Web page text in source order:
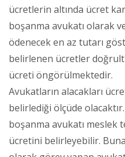
ücretlerin altında ücret
boşanma avukatı olarak
ödenecek en az tutarı
belirlenen ücretler
ücreti öngörülmektedir.
Avukatların alacakları
belirlediği ölçüde
boşanma avukatı meslek
ücretini belirleyebilir.